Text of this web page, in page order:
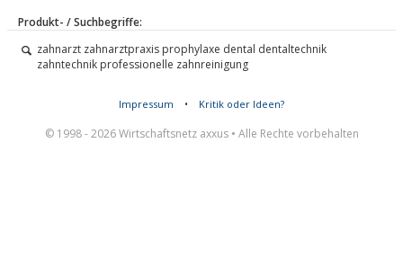
Produkt- / Suchbegriffe:
zahnarzt zahnarztpraxis prophylaxe dental dentaltechnik
zahntechnik professionelle zahnreinigung
Impressum • Kritik oder Ideen?
© 1998 - 2026 Wirtschaftsnetz axxus • Alle Rechte vorbehalten